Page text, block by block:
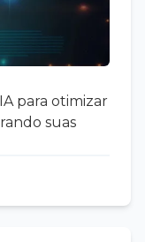
para otimizar
suas